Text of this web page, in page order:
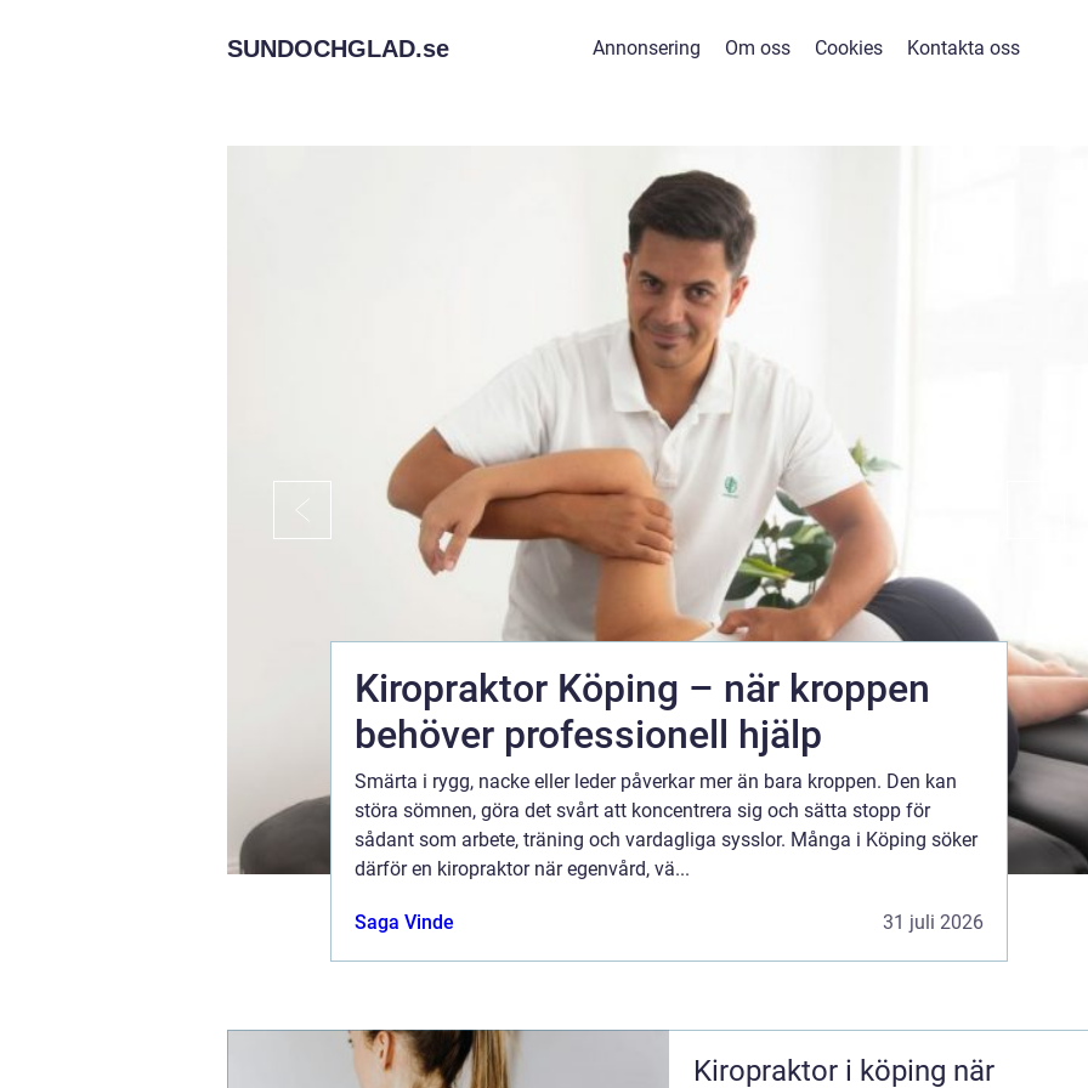
SUNDOCHGLAD.se Annonsering Om oss Cookies Kontakta oss
Kiropraktor Köping – när kroppen
behöver professionell hjälp
Smärta i rygg, nacke eller leder påverkar mer än bara kroppen. Den kan
störa sömnen, göra det svårt att koncentrera sig och sätta stopp för
sådant som arbete, träning och vardagliga sysslor. Många i Köping söker
därför en kiropraktor när egenvård, vä...
Saga Vinde 31 juli 2026
Kiropraktor i köping när